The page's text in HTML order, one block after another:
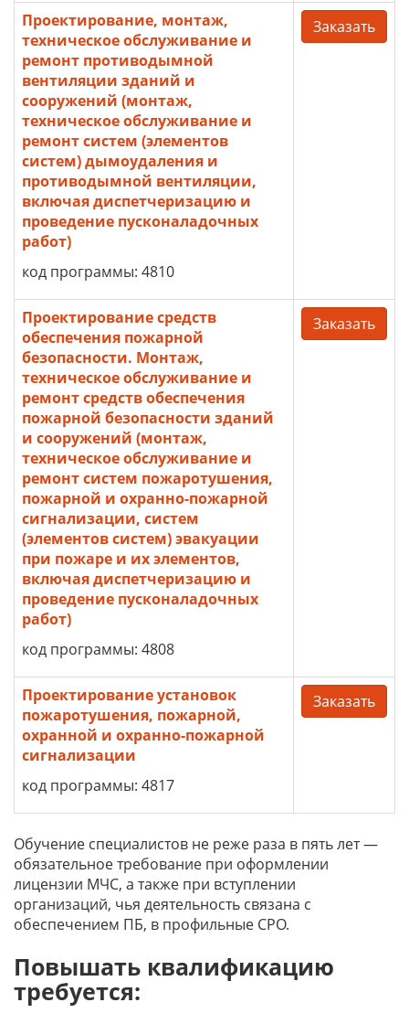
Проектирование, монтаж,
техническое обслуживание и
ремонт противодымной
вентиляции зданий и
сооружений (монтаж,
техническое обслуживание и
ремонт систем (элементов
систем) дымоудаления и
противодымной вентиляции,
включая диспетчеризацию и
проведение пусконаладочных
работ)
код программы: 4810
Заказать
Проектирование средств
обеспечения пожарной
безопасности. Монтаж,
техническое обслуживание и
ремонт средств обеспечения
пожарной безопасности зданий
и сооружений (монтаж,
техническое обслуживание и
ремонт систем пожаротушения,
пожарной и охранно-пожарной
сигнализации, систем
(элементов систем) эвакуации
при пожаре и их элементов,
включая диспетчеризацию и
проведение пусконаладочных
работ)
код программы: 4808
Заказать
Проектирование установок
пожаротушения, пожарной,
охранной и охранно-пожарной
сигнализации
код программы: 4817
Заказать
Обучение специалистов не реже раза в пять лет —
обязательное требование при оформлении
лицензии МЧС, а также при вступлении
организаций, чья деятельность связана с
обеспечением ПБ, в профильные СРО.
Повышать квалификацию
требуется: